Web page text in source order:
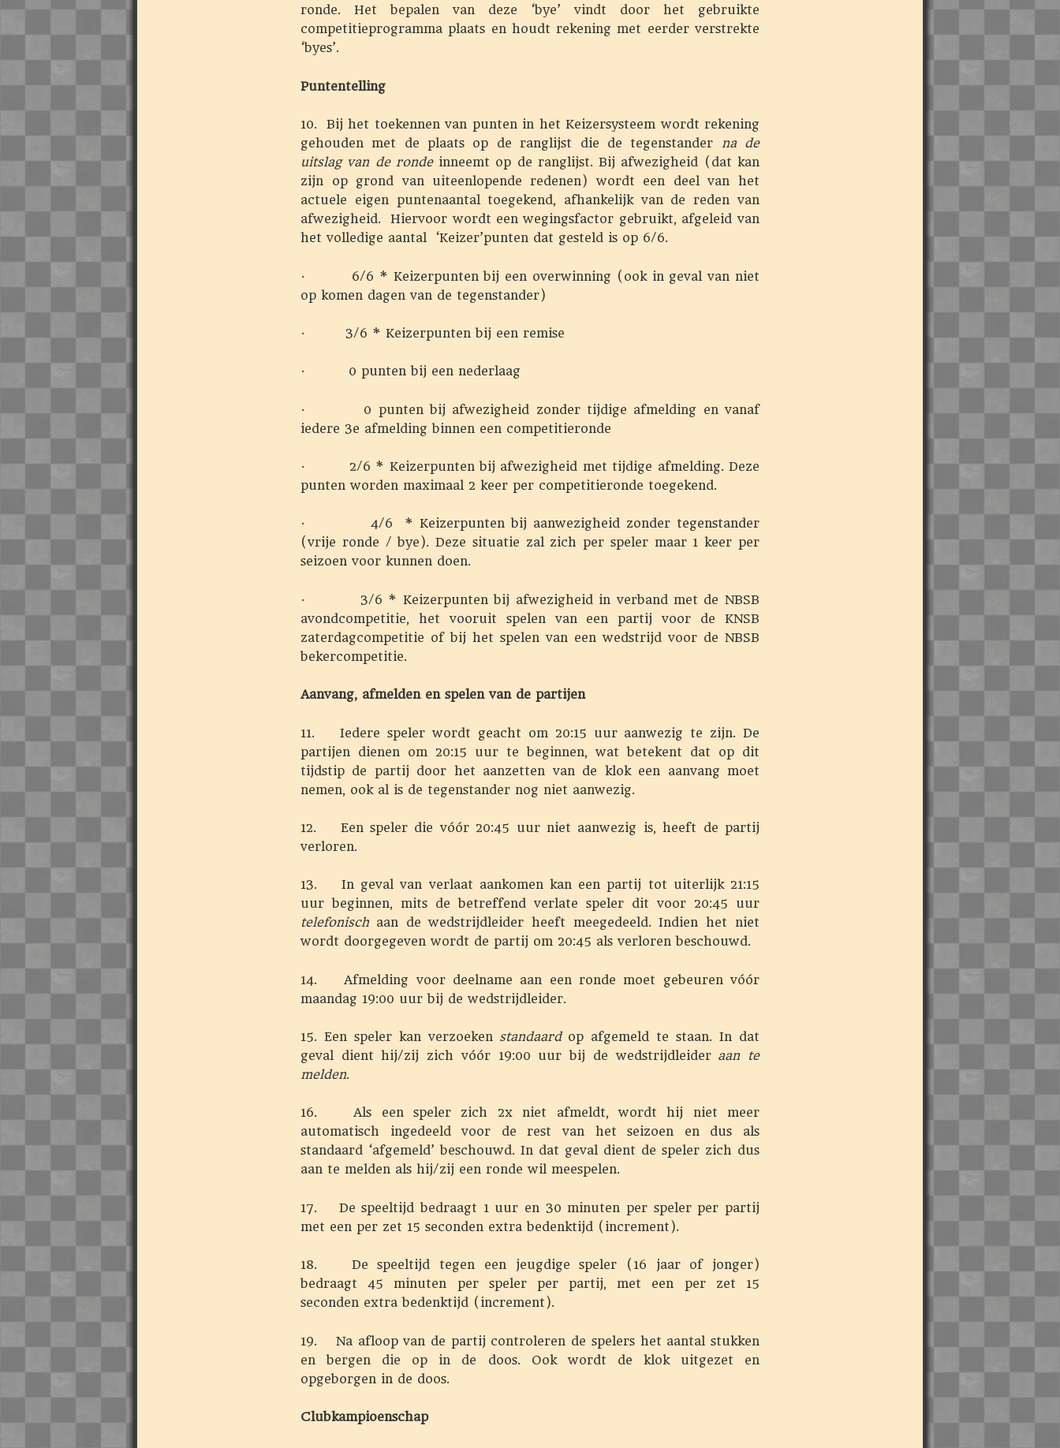
ronde. Het bepalen van deze ‘bye’ vindt door het gebruikte
competitieprogramma plaats en houdt rekening met eerder verstrekte
‘byes’.
Puntentelling
10. Bij het toekennen van punten in het Keizersysteem wordt rekening
gehouden met de plaats op de ranglijst die de tegenstander na de
uitslag van de rondeinneemt op de ranglijst. Bij afwezigheid (dat kan
zijn op grond van uiteenlopende redenen) wordt een deel van het
actuele eigen puntenaantal toegekend, afhankelijk van de reden van
afwezigheid. Hiervoor wordt een wegingsfactor gebruikt, afgeleid van
het volledige aantal ‘Keizer’punten dat gesteld is op 6/6.
· 6/6 * Keizerpunten bij een overwinning (ook in geval van niet
op komen dagen van de tegenstander)
· 3/6 * Keizerpunten bij een remise
· 0 punten bij een nederlaag
· 0 punten bij afwezigheid zonder tijdige afmelding en vanaf
iedere 3e afmelding binnen een competitieronde
· 2/6 * Keizerpunten bij afwezigheid met tijdige afmelding. Deze
punten worden maximaal 2 keer per competitieronde toegekend.
· 4/6 * Keizerpunten bij aanwezigheid zonder tegenstander
(vrije ronde / bye). Deze situatie zal zich per speler maar 1 keer per
seizoen voor kunnen doen.
· 3/6 * Keizerpunten bij afwezigheid in verband met de NBSB
avondcompetitie, het vooruit spelen van een partij voor de KNSB
zaterdagcompetitie of bij het spelen van een wedstrijd voor de NBSB
bekercompetitie.
Aanvang, afmelden en spelen van de partijen
11. Iedere speler wordt geacht om 20:15 uur aanwezig te zijn. De
partijen dienen om 20:15 uur te beginnen, wat betekent dat op dit
tijdstip de partij door het aanzetten van de klok een aanvang moet
nemen, ook al is de tegenstander nog niet aanwezig.
12. Een speler die vóór 20:45 uur niet aanwezig is, heeft de partij
verloren.
13. In geval van verlaat aankomen kan een partij tot uiterlijk 21:15
uur beginnen, mits de betreffend verlate speler dit voor 20:45 uur
telefonisch aan de wedstrijdleider heeft meegedeeld. Indien het niet
wordt doorgegeven wordt de partij om 20:45 als verloren beschouwd.
14. Afmelding voor deelname aan een ronde moet gebeuren vóór
maandag 19:00 uur bij de wedstrijdleider.
15. Een speler kan verzoeken standaardop afgemeld te staan. In dat
geval dient hij/zij zich vóór 19:00 uur bij de wedstrijdleider aan te
melden.
16. Als een speler zich 2x niet afmeldt, wordt hij niet meer
automatisch ingedeeld voor de rest van het seizoen en dus als
standaard ‘afgemeld’ beschouwd. In dat geval dient de speler zich dus
aan te melden als hij/zij een ronde wil meespelen.
17. De speeltijd bedraagt 1 uur en 30 minuten per speler per partij
met een per zet 15 seconden extra bedenktijd (increment).
18. De speeltijd tegen een jeugdige speler (16 jaar of jonger)
bedraagt 45 minuten per speler per partij, met een per zet 15
seconden extra bedenktijd (increment).
19. Na afloop van de partij controleren de spelers het aantal stukken
en bergen die op in de doos. Ook wordt de klok uitgezet en
opgeborgen in de doos.
Clubkampioenschap